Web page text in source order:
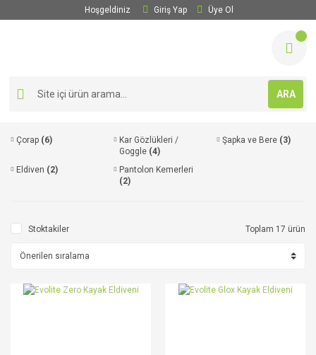
Hoşgeldiniz Giriş Yap Üye Ol
ARA
Çorap (6)
Kar Gözlükleri /
Goggle (4)
Şapka ve Bere (3)
Eldiven (2)
Pantolon Kemerleri
(2)
Stoktakiler Toplam 17 ürün